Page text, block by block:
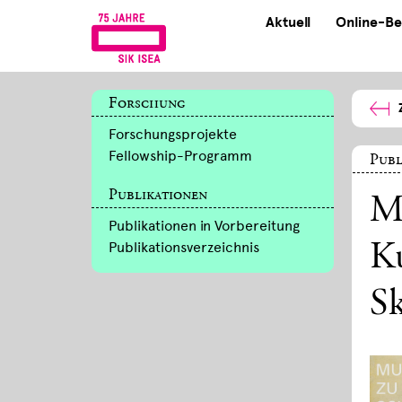
Aktuell Online-
Forschung
Forschungsprojekte
Fellowship-Programm
Publikationen
Publikationen in Vorbereitung
Publikationsverzeichnis